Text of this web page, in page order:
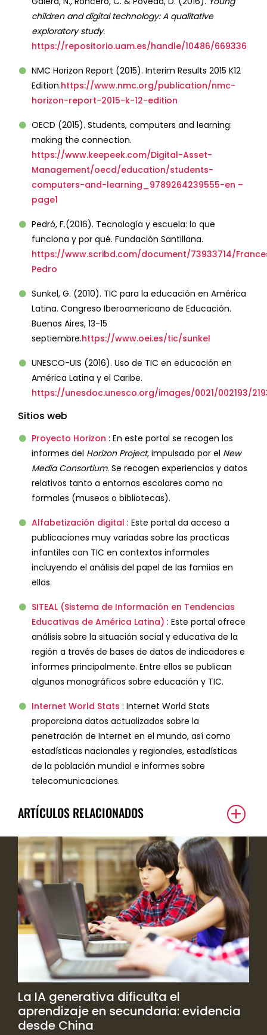
children and digital technology: A qualitative
exploratory study.
https://repositorio.uam.es/handle/10486/669336
NMC Horizon Report (2015). Interim Results 2015 K12
Edition.https://www.nmc.org/publication/nmc-
horizon-report-2015-k-12-edition
OECD (2015). Students, computers and learning:
making the connection.
https://www.keepeek.com/Digital-Asset-
Management/oecd/education/students-
computers-and-learning_9789264239555-en –
page1
Pedró, F.(2016). Tecnología y escuela: lo que
funciona y por qué. Fundación Santillana.
https://www.scribd.com/document/73933714/
Pedro
Sunkel, G. (2010). TIC para la educación en América
Latina. Congreso Iberoamericano de Educación.
Buenos Aires, 13-15
septiembre.https://www.oei.es/tic/sunkel
UNESCO-UIS (2016). Uso de TIC en educación en
América Latina y el Caribe.
https://unesdoc.unesco.org/images/0021/002193/
Sitios web
Proyecto Horizon : En este portal se recogen los
informes del Horizon Project, impulsado por el New
Media Consortium. Se recogen experiencias y datos
relativos tanto a entornos escolares como no
formales (museos o bibliotecas).
Alfabetización digital : Este portal da acceso a
publicaciones muy variadas sobre las practicas
infantiles con TIC en contextos informales
incluyendo el análisis del papel de las famiias en
ellas.
SITEAL (Sistema de Información en Tendencias
Educativas de América Latina) : Este portal ofrece
análisis sobre la situación social y educativa de la
región a través de bases de datos de indicadores e
informes principalmente. Entre ellos se publican
algunos monográficos sobre educación y TIC.
Internet World Stats : Internet World Stats
proporciona datos actualizados sobre la
penetración de Internet en el mundo, así como
estadísticas nacionales y regionales, estadísticas
de la población mundial e informes sobre
telecomunicaciones.
ARTÍCULOS RELACIONADOS
La IA generativa dificulta el
aprendizaje en secundaria: evidencia
desde China